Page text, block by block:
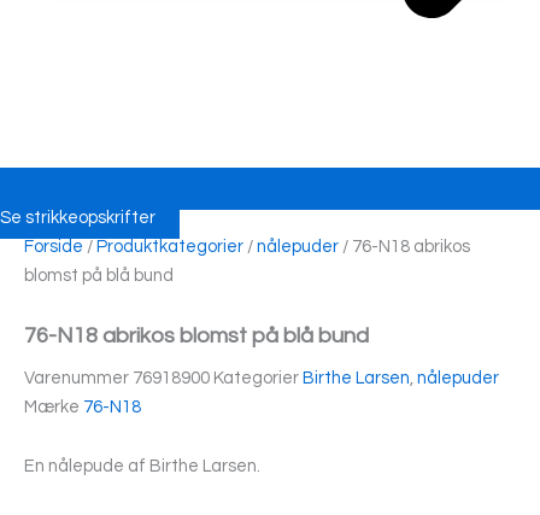
Se strikkeopskrifter
Forside / Produktkategorier / nålepuder / 76-N18 abrikos
blomst på blå bund
76-N18 abrikos blomst på blå bund
Varenummer 76918900 Kategorier Birthe Larsen nålepuder
Mærke 76-N18
En nålepude af Birthe Larsen.